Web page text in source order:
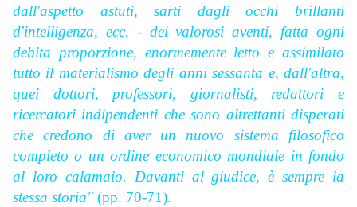
dall'aspetto astuti, sarti dagli occhi brillanti
d'intelligenza, ecc. - dei valorosi aventi, fatta ogni
debita proporzione, enormemente letto e assimilato
tutto il materialismo degli anni sessanta e, dall'altra,
quei dottori, professori, giornalisti, redattori e
ricercatori indipendenti che sono altrettanti disperati
che credono di aver un nuovo sistema filosofico
completo o un ordine economico mondiale in fondo
al loro calamaio. Davanti al giudice, è sempre la
stessa storia" (pp. 70-71).